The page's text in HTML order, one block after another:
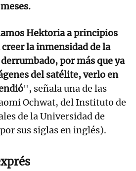
Hektoria a principios
la inmensidad de la
por más que ya
del satélite, verlo en
", señala una de las
Ochwat, del Instituto de
de la Universidad de
sus siglas en inglés).